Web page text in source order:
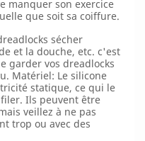
manquer son exercice
que soit sa coiffure.
sécher
et la douche, etc. c'est
garder vos dreadlocks
Matériel: Le silicone
statique, ce qui le
Ils peuvent être
veillez à ne pas
trop ou avec des